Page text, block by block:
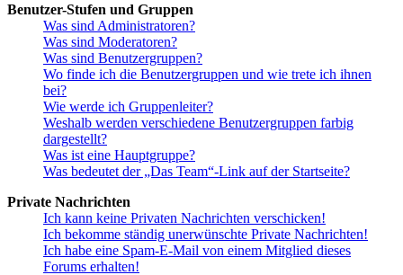
Benutzer-Stufen und Gruppen
Was sind Administratoren?
Was sind Moderatoren?
Was sind Benutzergruppen?
Wo finde ich die Benutzergruppen und wie trete ich ihnen
bei?
Wie werde ich Gruppenleiter?
Weshalb werden verschiedene Benutzergruppen farbig
dargestellt?
Was ist eine Hauptgruppe?
Was bedeutet der „Das Team“-Link auf der Startseite?
Private Nachrichten
Ich kann keine Privaten Nachrichten verschicken!
Ich bekomme ständig unerwünschte Private Nachrichten!
Ich habe eine Spam-E-Mail von einem Mitglied dieses
Forums erhalten!